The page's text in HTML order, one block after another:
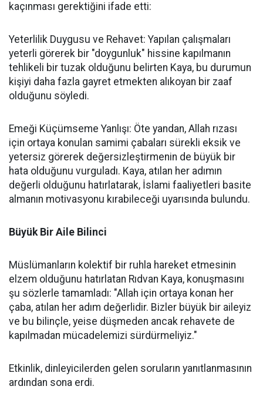
kaçınması gerektiğini ifade etti:
Yeterlilik Duygusu ve Rehavet: Yapılan çalışmaları
yeterli görerek bir "doygunluk" hissine kapılmanın
tehlikeli bir tuzak olduğunu belirten Kaya, bu durumun
kişiyi daha fazla gayret etmekten alıkoyan bir zaaf
olduğunu söyledi.
Emeği Küçümseme Yanlışı: Öte yandan, Allah rızası
için ortaya konulan samimi çabaları sürekli eksik ve
yetersiz görerek değersizleştirmenin de büyük bir
hata olduğunu vurguladı. Kaya, atılan her adımın
değerli olduğunu hatırlatarak, İslami faaliyetleri basite
almanın motivasyonu kırabileceği uyarısında bulundu.
Büyük Bir Aile Bilinci
Müslümanların kolektif bir ruhla hareket etmesinin
elzem olduğunu hatırlatan Rıdvan Kaya, konuşmasını
şu sözlerle tamamladı: "Allah için ortaya konan her
çaba, atılan her adım değerlidir. Bizler büyük bir aileyiz
ve bu bilinçle, yeise düşmeden ancak rehavete de
kapılmadan mücadelemizi sürdürmeliyiz."
Etkinlik, dinleyicilerden gelen soruların yanıtlanmasının
ardından sona erdi.